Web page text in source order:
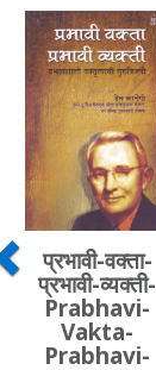
प्रभावी-वक्ता-
प्रभावी-व्यक्ती-
Prabhavi-
Vakta-
Prabhavi-